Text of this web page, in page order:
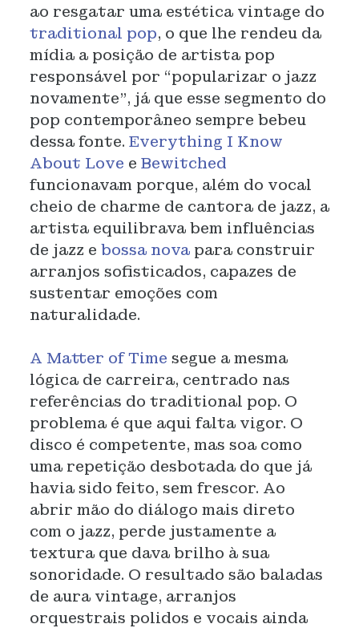
ao resgatar uma estética vintage do
traditional pop, o que lhe rendeu da
mídia a posição de artista pop
responsável por “popularizar o jazz
novamente”, já que esse segmento do
pop contemporâneo sempre bebeu
dessa fonte. Everything I Know
About Love e Bewitched
funcionavam porque, além do vocal
cheio de charme de cantora de jazz, a
artista equilibrava bem influências
de jazz e bossa novapara construir
arranjos sofisticados, capazes de
sustentar emoções com
naturalidade.
A Matter of Time segue a mesma
lógica de carreira, centrado nas
referências do traditional pop. O
problema é que aqui falta vigor. O
disco é competente, mas soa como
uma repetição desbotada do que já
havia sido feito, sem frescor. Ao
abrir mão do diálogo mais direto
com o jazz, perde justamente a
textura que dava brilho à sua
sonoridade. O resultado são baladas
de aura vintage, arranjos
orquestrais polidos e vocais ainda